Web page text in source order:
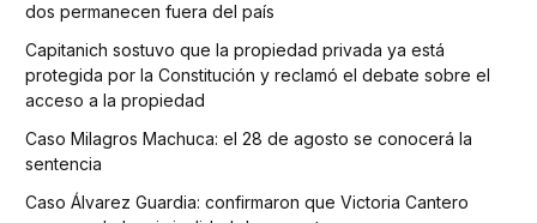
dos permanecen fuera del país
Capitanich sostuvo que la propiedad privada ya está
protegida por la Constitución y reclamó el debate sobre el
acceso a la propiedad
Caso Milagros Machuca: el 28 de agosto se conocerá la
sentencia
Caso Álvarez Guardia: confirmaron que Victoria Cantero